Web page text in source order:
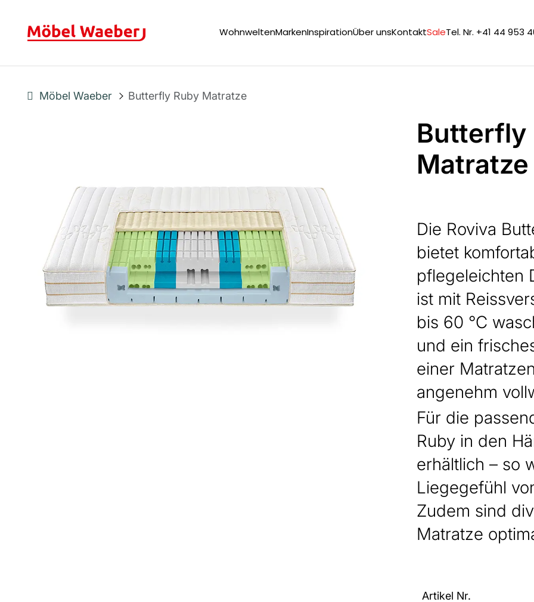
WohnweltenMarkenInspirationÜber unsKontaktSaleTel. Nr. +41 44 953
Möbel Waeber Butterfly Ruby Matratze
Butterfly
Matratze
Die Roviva
bietet
pflegeleichten
ist mit
bis 60 °C
und ein
einer
angenehm
Für die
Ruby in den
erhältlich – so
Liegegefühl
Zudem sind
Matratze
Artikel Nr.